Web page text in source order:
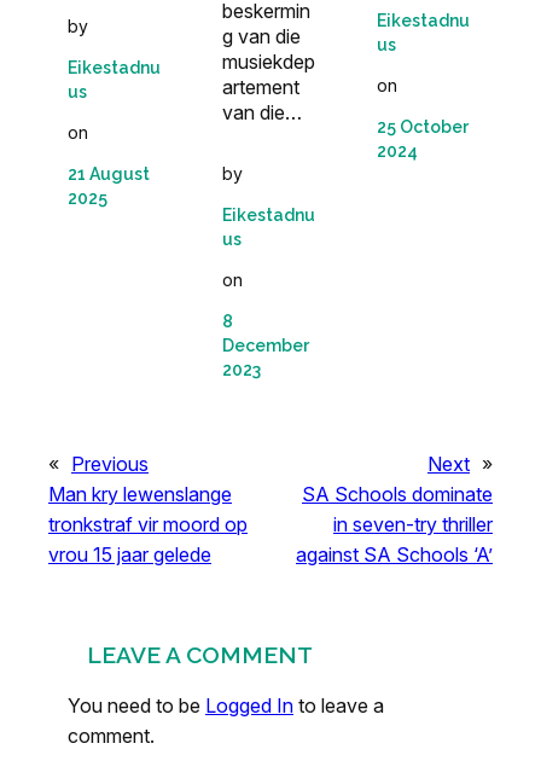
by
Eikestadnu
us
on
21 August
2025
beskermin
g van die
musiekdep
artement
van die…
by
Eikestadnu
us
on
8
December
2023
Eikestadnu
us
on
25 October
2024
« Previous
Man kry lewenslange
tronkstraf vir moord op
vrou 15 jaar gelede
Next »
SA Schools dominate
in seven-try thriller
against SA Schools ‘A’
LEAVE A COMMENT
You need to be Logged In to leave a
comment.